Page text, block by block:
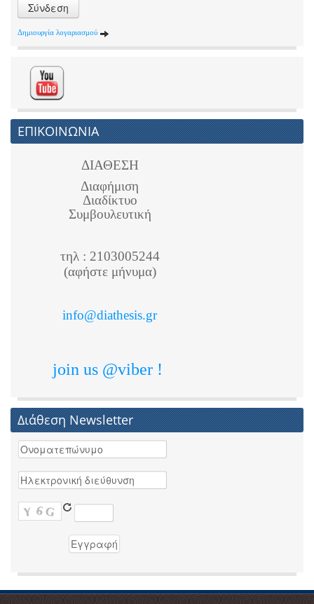
Σύνδεση
Δημιουργία λογαριασμού
ΕΠΙΚΟΙΝΩΝΙΑ
ΔΙΑΘΕΣΗ
Διαφήμιση
Διαδίκτυο
Συμβουλευτική
τηλ : 2103005244
(αφήστε μήνυμα)
info@diathesis.gr
join us @viber !
Διάθεση Newsletter